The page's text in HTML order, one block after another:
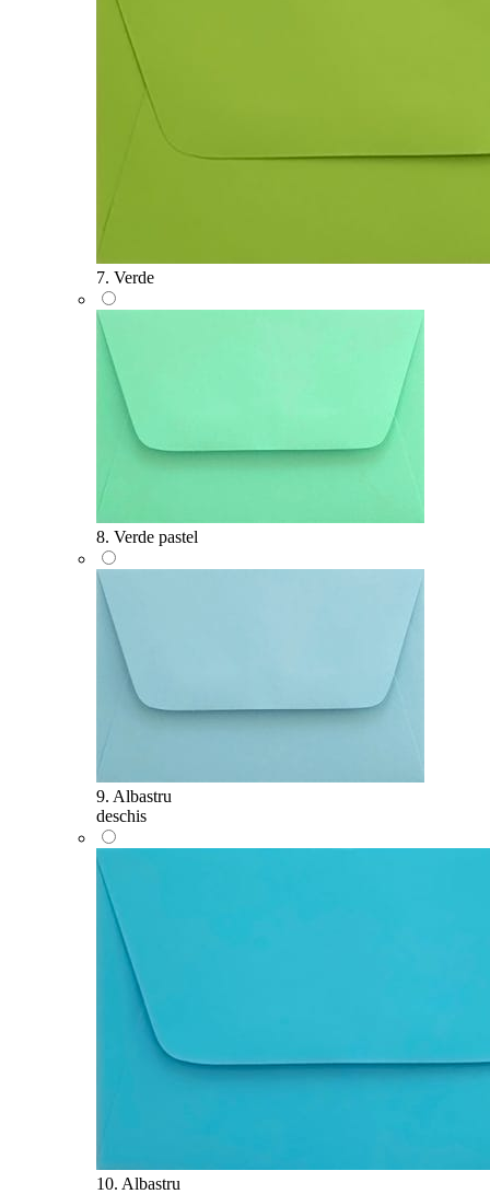
7. Verde
8. Verde pastel
9. Albastru
deschis
10. Albastru